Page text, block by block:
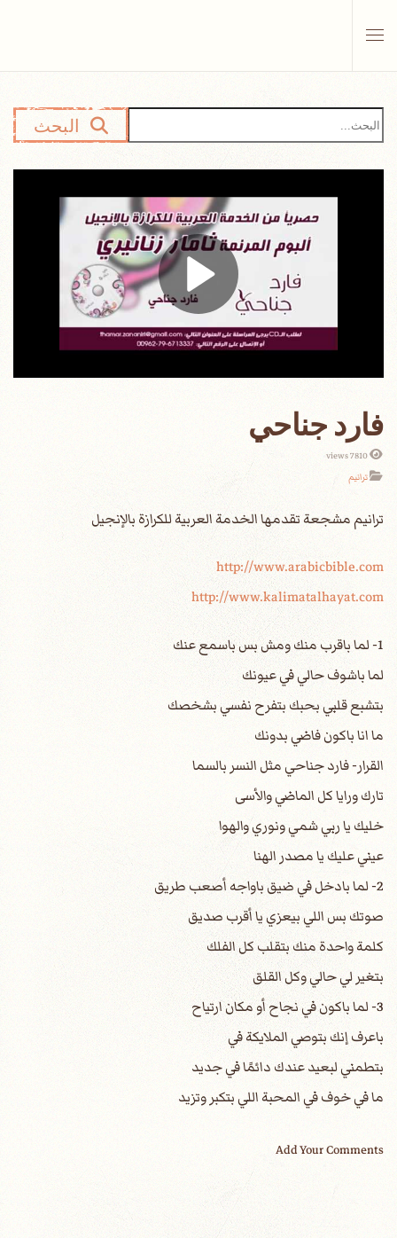
البحث
فارد جناحي
7810 views
ترانيم
http://www.arabicbible.com
http://www.kalimatalhayat.com
1- لما باقرب منك ومش بس باسمع عنك
لما باشوف حالي في عيونك
بتشبع قلبي بحبك بتفرح نفسي بشخصك
ما انا باكون فاضي بدونك
القرار- فارد جناحي مثل النسر بالسما
تارك ورايا كل الماضي والأسى
خليك يا ربي شمي ونوري والهوا
عيني عليك يا مصدر الهنا
2- لما بادخل في ضيق باواجه أصعب طريق
صوتك بس اللي بيعزي يا أقرب صديق
كلمة واحدة منك بتقلب كل الفلك
بتغير لي حالي وكل القلق
3- لما باكون في نجاح أو مكان ارتياح
باعرف إنك بتوصي الملايكة في
بتطمني لبعيد عندك دائمًا في جديد
ما في خوف في المحبة اللي بتكبر وتزيد
Add Your Comments